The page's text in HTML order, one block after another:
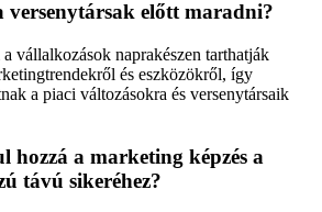
versenytársak előtt maradni?
vállalkozások naprakészen tarthatják
és eszközökről, így
a piaci változásokra és versenytársaik
a marketing képzés a
távú sikeréhez?